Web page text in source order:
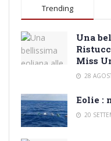
Trending
Una
Miss
28
Eolie :
20